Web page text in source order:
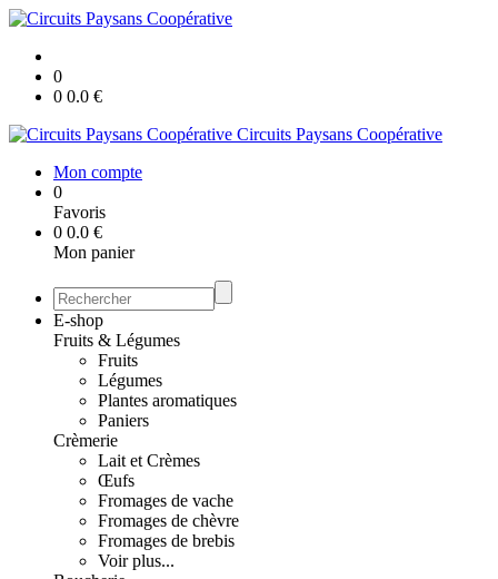
0
0 0.0 €
Circuits Paysans Coopérative
Mon compte
0
Favoris
0 0.0 €
Mon panier
E-shop
Fruits & Légumes
Fruits
Légumes
Plantes aromatiques
Paniers
Crèmerie
Lait et Crèmes
Œufs
Fromages de vache
Fromages de chèvre
Fromages de brebis
Voir plus...